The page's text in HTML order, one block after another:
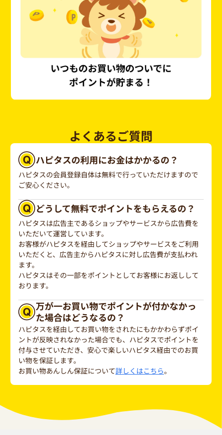
よくあるご質問
ハピタスの利用にお金はかかるの？
ハピタスの会員登録自体は無料で行っていただけますので
ご安心ください。
どうして無料でポイントをもらえるの？
ハピタスは広告主であるショップやサービスから広告費を
いただいて運営しています。
お客様がハピタスを経由してショップやサービスをご利用
いただくと、広告主からハピタスに対し広告費が支払われ
ます。
ハピタスはその一部をポイントとしてお客様にお返しして
おります。
万が一お買い物でポイントが付かなかっ
た場合はどうなるの？
ハピタスを経由してお買い物をされたにもかかわらずポイ
ントが反映されなかった場合でも、ハピタスでポイントを
付与させていただき、安心で楽しいハピタス経由でのお買
い物を保証します。
お買い物あんしん保証について詳しくはこちら。